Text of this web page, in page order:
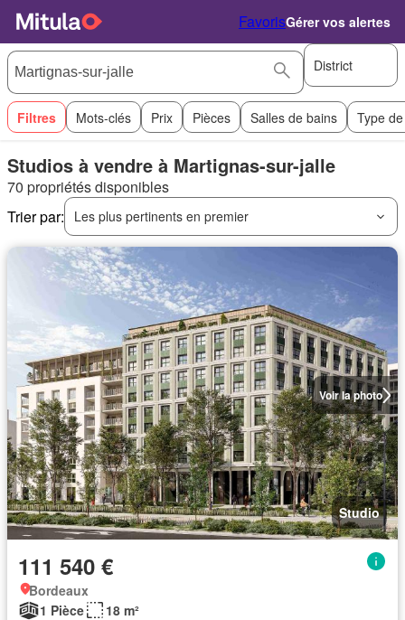
FavorisGérer vos alertes
District
Filtres Mots-clés Prix Pièces Salles de bains Type
Studios à vendre à Martignas-sur-jalle
70 propriétés disponibles
Trier par:
Les plus pertinents en premier
Voir la photo
Studio
111 540 €
Bordeaux
1 Pièce
18 m²